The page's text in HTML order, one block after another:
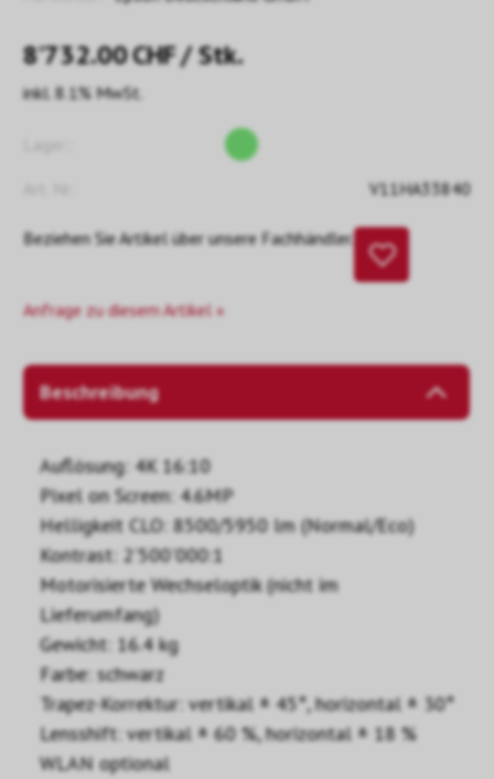
8’732.00CHF/ Stk.
inkl. 8.1% MwSt.
V11HA33840
Beziehen Sie Artikel über unsere Fachhändler.
Anfrage zu diesem Artikel »
Beschreibung
Auflösung: 4K 16:10
Pixel on Screen: 4.6MP
Helligkeit CLO: 8500/5950 lm (Normal/Eco)
Kontrast: 2'500'000:1
Motorisierte Wechseloptik (nicht im
Lieferumfang)
Gewicht: 16.4 kg
Farbe: schwarz
Trapez-Korrektur: vertikal ± 45°, horizontal ± 30°
Lensshift: vertikal ± 60 %, horizontal ± 18 %
WLAN optional